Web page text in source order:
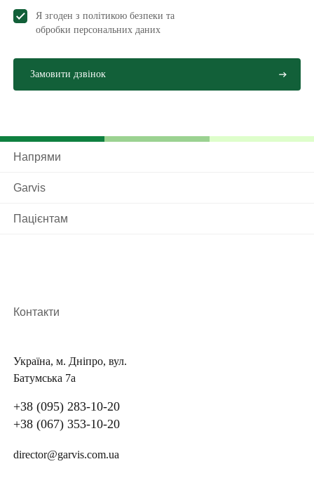
Я згоден з політикою безпеки та
обробки персональних даниx
Напрями
Garvis
Пацієнтам
Контакти
Україна, м. Дніпро, вул.
Батумська 7а
+38 (095) 283-10-20
+38 (067) 353-10-20
director@garvis.com.ua